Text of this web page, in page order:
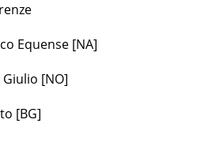
Equense [NA]
[NO]
[BG]